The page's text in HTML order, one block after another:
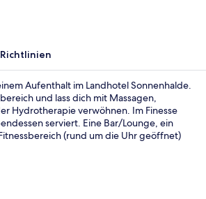
Richtlinien
Aufenthalt im Landhotel Sonnenhalde.
und lass dich mit Massagen,
Hydrotherapie verwöhnen. Im Finesse
serviert. Eine Bar/Lounge, ein
(rund um die Uhr geöffnet)